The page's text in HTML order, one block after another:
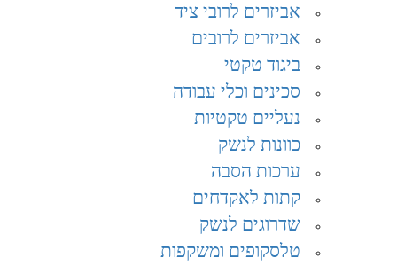
אביזרים לרובי ציד
אביזרים לרובים
ביגוד טקטי
סכינים וכלי עבודה
נעליים טקטיות
כוונות לנשק
ערכות הסבה
קתות לאקדחים
שדרוגים לנשק
טלסקופים ומשקפות